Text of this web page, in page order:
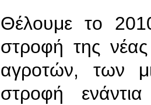
Θέλουμε το
στροφή της
αγροτών, των
στροφή